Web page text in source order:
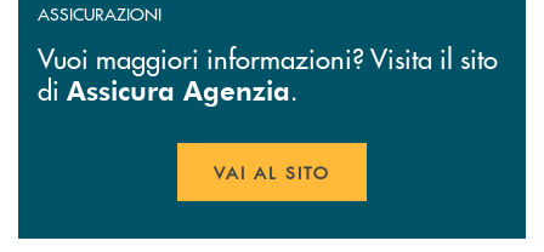
ASSICURAZIONI
Vuoi maggiori informazioni? Visita il sito
di Assicura Agenzia.
VAI AL SITO